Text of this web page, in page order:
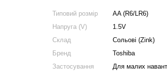
Типовий розмір
AA (R6/LR6)
Напруга (V)
1.5V
Склад
Сольові (Zink)
Бренд
Toshiba
Застосування
Для малих